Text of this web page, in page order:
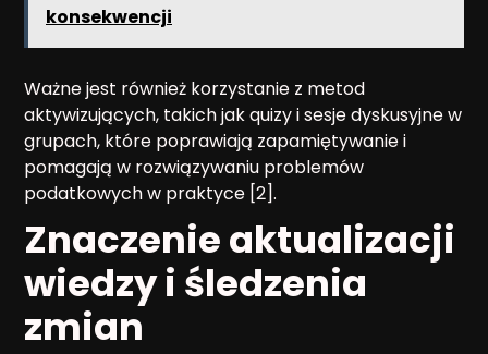
konsekwencji
Ważne jest również korzystanie z metod
aktywizujących, takich jak quizy i sesje dyskusyjne w
grupach, które poprawiają zapamiętywanie i
pomagają w rozwiązywaniu problemów
podatkowych w praktyce [2].
Znaczenie aktualizacji
wiedzy i śledzenia
zmian